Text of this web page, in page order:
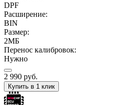
DPF
Расширение:
BIN
Размер:
2МБ
Перенос калибровок:
Нужно
2 990 руб.
Купить в 1 клик